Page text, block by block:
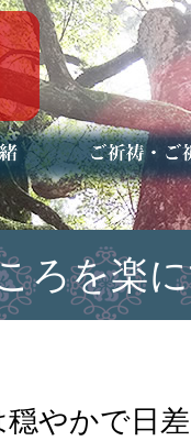
ご祈祷・ご祈
安産祈願
初宮参り
七五三詣
長寿のお祝い
神前結婚式
厄祓い・方位
車のお祓い
地鎮祭
神葬祭（神式
ろを楽
やかで日